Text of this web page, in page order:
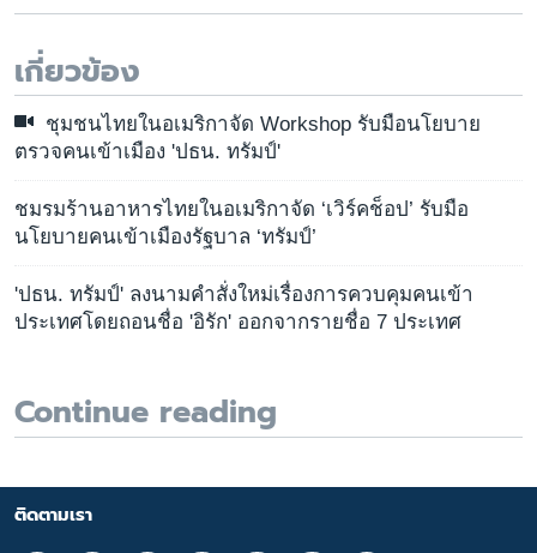
เกี่ยวข้อง
ชุมชนไทยในอเมริกาจัด Workshop รับมือนโยบาย
ตรวจคนเข้าเมือง 'ปธน. ทรัมป์'
ชมรมร้านอาหารไทยในอเมริกาจัด ‘เวิร์คช็อป’ รับมือ
นโยบายคนเข้าเมืองรัฐบาล ‘ทรัมป์’
'ปธน. ทรัมป์' ลงนามคำสั่งใหม่เรื่องการควบคุมคนเข้า
ประเทศโดยถอนชื่อ 'อิรัก' ออกจากรายชื่อ 7 ประเทศ
Continue reading
ติดตามเรา